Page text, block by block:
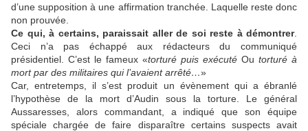
d’une supposition à une affirmation tranchée. Laquelle reste donc
non prouvée.
Ce qui, à certains, paraissait aller de soi reste à démontrer.
Ceci n’a pas échappé aux rédacteurs du communiqué
présidentiel. C’est le fameux «torturé puis exécuté Ou torturé à
mort par des militaires qui l’avaient arrêté…»
Car, entretemps, il s’est produit un évènement qui a ébranlé
l’hypothèse de la mort d’Audin sous la torture. Le général
Aussaresses, alors commandant, a indiqué que son équipe
spéciale chargée de faire disparaître certains suspects avait